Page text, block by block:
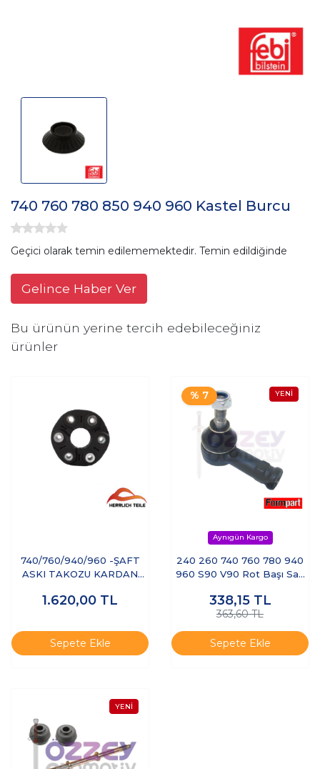
740 760 780 850 940 960 Kastel Burcu
Geçici olarak temin edilememektedir. Temin edildiğinde
Gelince Haber Ver
Bu ürünün yerine tercih edebileceğiniz
ürünler
740/760/940/960 -ŞAFT
ASKI TAKOZU KARDAN
1.620,00 TL
Sepete Ekle
% 7
240 260 740 760 780 940
960 S90 V90 Rot Başı Sağ
338,15 TL
363,60 TL
Sepete Ekle